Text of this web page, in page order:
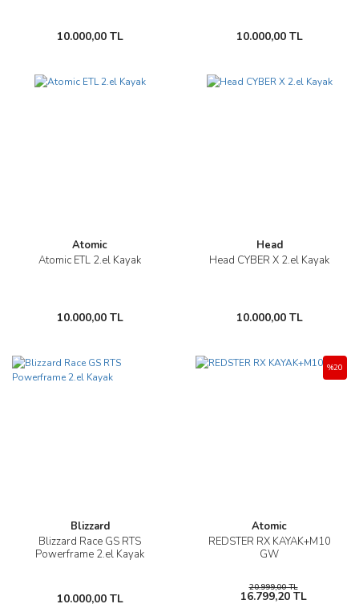
10.000,00 TL 10.000,00 TL
Atomic
Atomic ETL 2.el Kayak
10.000,00 TL
Head
Head CYBER X 2.el Kayak
10.000,00 TL
Blizzard
Blizzard Race GS RTS
Powerframe 2.el Kayak
10.000,00 TL
Atomic
REDSTER RX KAYAK+M10
GW
%20
20.999,00 TL
16.799,20 TL